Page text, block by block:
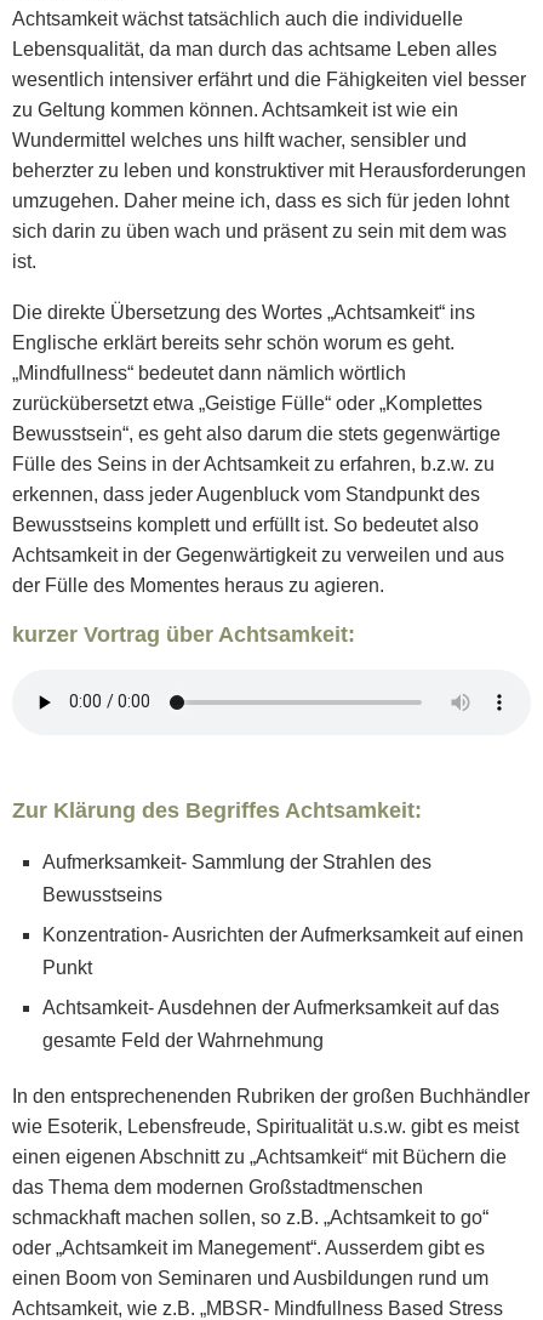
Achtsamkeit wächst tatsächlich auch die individuelle
Lebensqualität, da man durch das achtsame Leben alles
wesentlich intensiver erfährt und die Fähigkeiten viel besser
zu Geltung kommen können. Achtsamkeit ist wie ein
Wundermittel welches uns hilft wacher, sensibler und
beherzter zu leben und konstruktiver mit Herausforderungen
umzugehen. Daher meine ich, dass es sich für jeden lohnt
sich darin zu üben wach und präsent zu sein mit dem was
ist.
Die direkte Übersetzung des Wortes „Achtsamkeit“ ins
Englische erklärt bereits sehr schön worum es geht.
„Mindfullness“ bedeutet dann nämlich wörtlich
zurückübersetzt etwa „Geistige Fülle“ oder „Komplettes
Bewusstsein“, es geht also darum die stets gegenwärtige
Fülle des Seins in der Achtsamkeit zu erfahren, b.z.w. zu
erkennen, dass jeder Augenbluck vom Standpunkt des
Bewusstseins komplett und erfüllt ist. So bedeutet also
Achtsamkeit in der Gegenwärtigkeit zu verweilen und aus
der Fülle des Momentes heraus zu agieren.
kurzer Vortrag über Achtsamkeit:
Zur Klärung des Begriffes Achtsamkeit:
Aufmerksamkeit- Sammlung der Strahlen des
Bewusstseins
Konzentration- Ausrichten der Aufmerksamkeit auf einen
Punkt
Achtsamkeit- Ausdehnen der Aufmerksamkeit auf das
gesamte Feld der Wahrnehmung
In den entsprechenenden Rubriken der großen Buchhändler
wie Esoterik, Lebensfreude, Spiritualität u.s.w. gibt es meist
einen eigenen Abschnitt zu „Achtsamkeit“ mit Büchern die
das Thema dem modernen Großstadtmenschen
schmackhaft machen sollen, so z.B. „Achtsamkeit to go“
oder „Achtsamkeit im Manegement“. Ausserdem gibt es
einen Boom von Seminaren und Ausbildungen rund um
Achtsamkeit, wie z.B. „MBSR- Mindfullness Based Stress